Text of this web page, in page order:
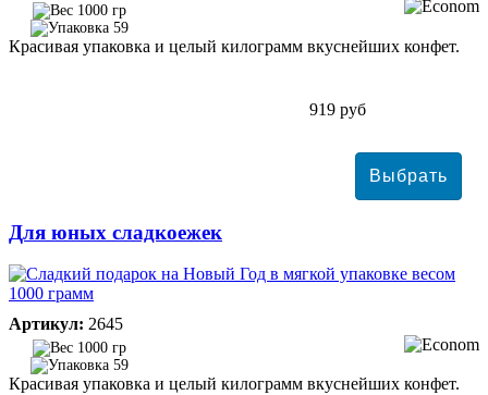
1000 гр
59
Красивая упаковка и целый килограмм вкуснейших конфет.
919 руб
Для юных сладкоежек
Артикул: 2645
1000 гр
59
Красивая упаковка и целый килограмм вкуснейших конфет.